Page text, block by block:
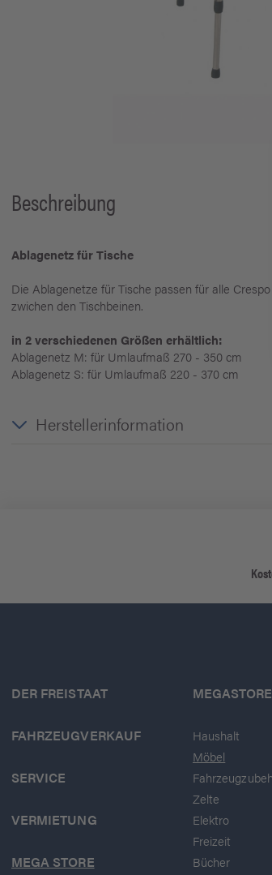
Beschreibung
Ablagenetz für Tische
Die Ablagenetze für Tische passen für alle
zwichen den Tischbeinen.
in 2 verschiedenen Größen erhältlich:
Ablagenetz M: für Umlaufmaß 270 - 350 cm
Ablagenetz S: für Umlaufmaß 220 - 370 cm
Herstellerinformation
DER FREISTAAT
FAHRZEUGVERKAUF
SERVICE
VERMIETUNG
MEGA STORE
MEGASTORE
Haushalt
Möbel
Zelte
Elektro
Freizeit
Bücher